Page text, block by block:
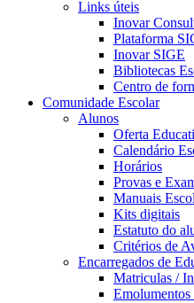
Links úteis
Inovar
Plataforma
Inovar SIGE
Bibliotecas
Centro de
Comunidade Escolar
Alunos
Oferta
Calendário
Horários
Provas e
Manuais
Kits digitais
Estatuto do
Critérios de
Encarregados de
Matriculas /
Emolumentos